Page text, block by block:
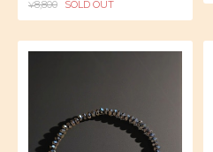
¥8,800 SOLD OUT